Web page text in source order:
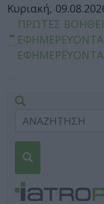
Κυριακή,
ΠΡΩΤΕΣ